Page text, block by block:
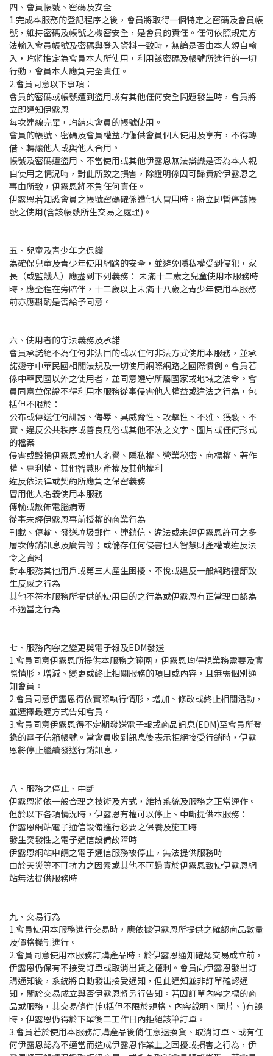
四、會員帳號、密碼及安全
1.完成本服務的登記程序之後，會員將取得一個特定之密碼及會員帳
號，維持密碼及帳號之機密安全，是會員的責任。任何依照規定方
法輸入會員帳號及密碼與登入資料一致時，無論是否由本人親自輸
入，均將推定為會員本人所使用，利用該密碼及帳號所進行的一切
行動，會員本人應負完全責任。
2.會員同意以下事項：
會員的密碼或帳號遭到盜用或有其他任何安全問題發生時，會員將
立即通知伊露恩
每次連線完畢，均結束會員的帳號使用。
會員的帳號、密碼及會員權益均僅供會員個人使用及享有，不得轉
借、轉讓他人或與他人合用。
帳號及密碼遭盜用、不當使用或其他伊露恩無法辯識是否為本人親
自使用之情況時，對此所致之損害，除證明係因可歸責於伊露恩之
事由所致，伊露恩將不負任何責任。
伊露恩若知悉會員之帳號密碼確係遭他人冒用時，將立即暫停該帳
號之使用(含該帳號所生交易之處理)。
五、兒童及青少年之保護
為確保兒童及青少年使用網路的安全，並避免隱私權受到侵犯，家
長（或監護人）應盡到下列義務： 未滿十二歲之兒童使用本服務時
時，應全程在旁陪伴，十二歲以上未滿十八歲之青少年使用本服務
前亦應斟酌是否給予同意。
六、使用者的守法義務及承諾
會員承諾絕不為任何非法目的或以任何非法方式使用本服務，並承
諾遵守中華民國相關法規及一切使用網際網路之國際慣例。會員若
係中華民國以外之使用者，並同意遵守所屬國家或地域之法令。會
員同意並保證不得利用本服務從事侵害他人權益或違法之行為，包
括但不限於：
公布或傳送任何誹謗、侮辱、具威脅性、攻擊性、不雅、猥褻、不
實、違反公共秩序或善良風俗或其他不法之文字、圖片或任何形式
的檔案
侵害或毀損伊露恩或他人名譽、隱私權、營業秘密、商標權、著作
權、專利權、其他智慧財產權及其他權利
違反依法律或契約所應負之保密義務
冒用他人名義使用本服務
傳輸或散佈電腦病毒
從事未經伊露恩事前授權的商業行為
刊載、傳輸、發送垃圾郵件、連鎖信、違法或未經伊露恩許可之多
層次傳銷訊息及廣告等；或儲存任何侵害他人智慧財產權或違反法
令之資料
對本服務其他用戶或第三人產生困擾、不悅或違反一般網路禮節致
生反感之行為
其他不符本服務所提供的使用目的之行為或伊露恩有正當理由認為
不適當之行為
七、服務內容之變更與電子報及EDM發送
1.會員同意伊露恩所提供本服務之範圍，伊露恩均得視業務需要及實
際情形，增減、變更或終止相關服務的項目或內容，且無需個別通
知會員。
2.會員同意伊露恩得依實際執行情形，增加、修改或終止相關活動，
並選擇最適方式告知會員。
3.會員同意伊露恩得不定期發送電子報或商品訊息(EDM)至會員所登
錄的電子信箱帳號。當會員收到訊息後表示拒絕接受行銷時，伊露
恩將停止繼續發送行銷訊息。
八、服務之停止、中斷
伊露恩將依一般合理之技術及方式，維持系統及服務之正常運作。
但於以下各項情況時，伊露恩有權可以停止、中斷提供本服務：
伊露恩網站電子通信設備進行必要之保養及施工時
發生突發性之電子通信設備故障時
伊露恩網站申請之電子通信服務被停止，無法提供服務時
由於天災等不可抗力之因素或其他不可歸責於伊露恩致使伊露恩網
站無法提供服務時
九、交易行為
1.會員使用本服務進行交易時，應依據伊露恩所提供之確認商品數量
及價格機制進行。
2.會員同意使用本服務訂購產品時，於伊露恩通知確認交易成立前，
伊露恩仍保有不接受訂單或取消出貨之權利。會員向伊露恩發出訂
購通知後，系統將自動發出接受通知，但此通知並非訂單確認通
知，關於交易成立與否伊露恩將另行告知。若因訂單內容之標的商
品或服務，其交易條件(包括但不限於規格、內容說明、圖片、)有誤
時，伊露恩仍得於下單後二工作日內拒絕該筆訂單。
3.會員若於使用本服務訂購產品後倘任意退換貨、取消訂單、或有任
何伊露恩認為不適當而造成伊露恩作業上之困擾或損害之行為，伊